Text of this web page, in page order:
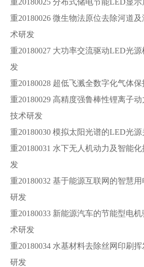
重20180025 分布式储电节能LED显
重20180026 微生物法原位去除河道
术研发
重20180027 大功率交流驱动LED光
发
重20180028 超低飞溅全数字化气体
重20180029 高精度强鲁棒性锂离子
技术研发
重20180030 模拟太阳光谱的LED光
重20180031 水下无人机动力及智能
发
重20180032 基于能源互联网的智慧
研发
重20180033 新能源汽车的节能型电
术研发
重20180034 水基材料去除丝网印刷
研发